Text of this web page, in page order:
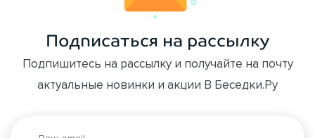
Подписаться на рассылку
Подпишитесь на рассылку и получайте на почту
актуальные новинки и акции В Беседки.Ру